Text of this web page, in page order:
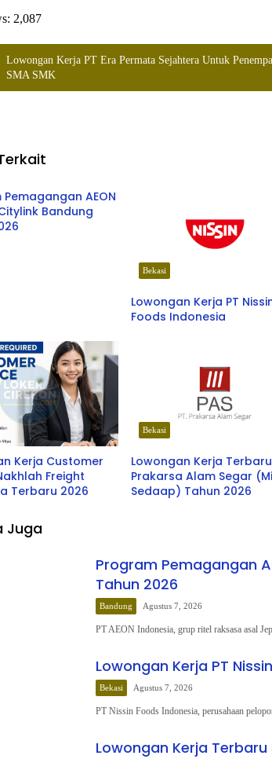
2,087
Lowongan Kerja PT Era Permata Sejahtera Untuk
SMA SMK
AEON
Bandung
Bekasi
Lowongan Kerja PT
Foods Indonesia
Kerja Customer
Freight
Terbaru 2026
Bekasi
Lowongan Kerja Terbaru
Prakarsa Alam Segar
Sedaap) Tahun 2026
Juga
Program Pemagangan
Tahun 2026
Bandung Agustus 7, 2026
PT AEON Indonesia, grup ritel raksasa asal
Lowongan Kerja PT
Bekasi Agustus 7, 2026
PT Nissin Foods Indonesia, perusahaan
Lowongan Kerja